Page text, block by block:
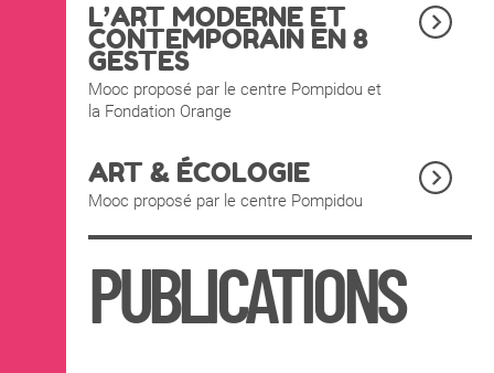
L’ART MODERNE ET
CONTEMPORAIN EN 8
GESTES
Mooc proposé par le centre Pompidou et
la Fondation Orange
ART & ÉCOLOGIE
Mooc proposé par le centre Pompidou
PUBLICATIONS